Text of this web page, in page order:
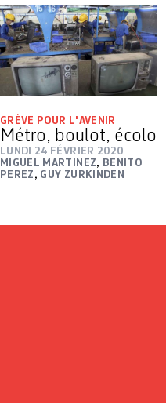
GRÈVE POUR L'AVENIR
Métro, boulot, écolo
LUNDI 24 FÉVRIER 2020
MIGUEL MARTINEZ, BENITO
PEREZ , GUY ZURKINDEN